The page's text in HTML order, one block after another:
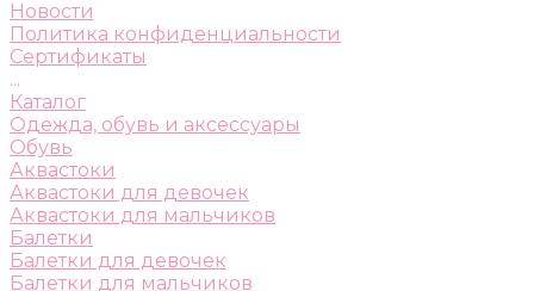
Новости
Политика конфиденциальности
Сертификаты
...
Каталог
Одежда, обувь и аксессуары
Обувь
Аквастоки
Аквастоки для девочек
Аквастоки для мальчиков
Балетки
Балетки для девочек
Балетки для мальчиков